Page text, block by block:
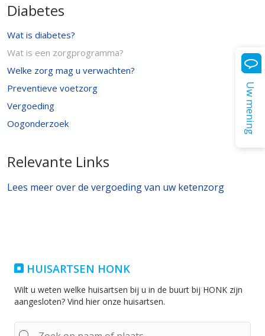
Uw mening
Diabetes
Wat is diabetes?
Wat is een zorgprogramma?
Welke zorg mag u verwachten?
Preventieve voetzorg
Vergoeding
Oogonderzoek
Relevante Links
Lees meer over de vergoeding van uw ketenzorg
HUISARTSEN HONK
Wilt u weten welke huisartsen bij u in de buurt bij HONK zijn
aangesloten? Vind hier onze huisartsen.